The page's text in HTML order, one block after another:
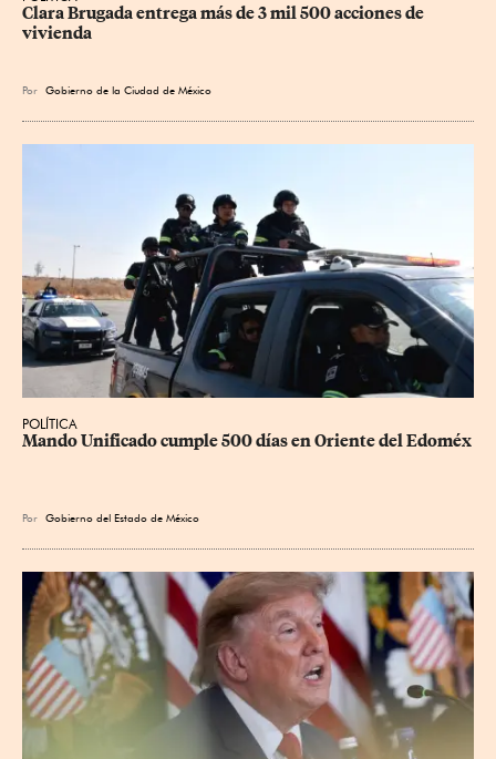
Clara Brugada entrega más de 3 mil 500 acciones de
vivienda
Por Gobierno de la Ciudad de México
POLÍTICA
Mando Unificado cumple 500 días en Oriente del Edoméx
Por Gobierno del Estado de México